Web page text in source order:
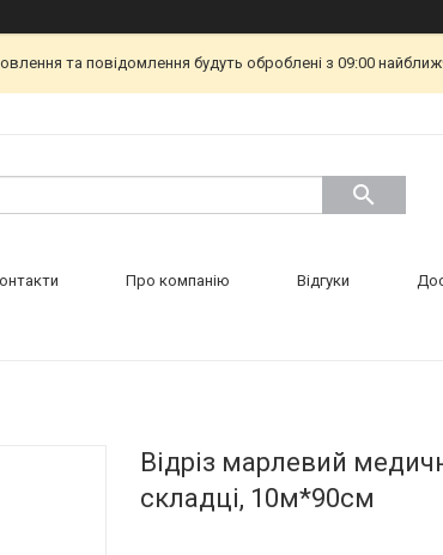
та повідомлення будуть оброблені з 09:00
Про компанію Відгуки
Відріз марлевий
складці, 10м*90см